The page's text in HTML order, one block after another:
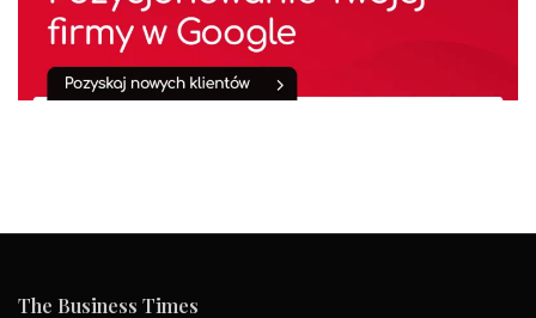
The Business Times